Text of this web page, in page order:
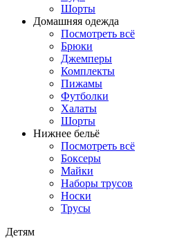
Шорты
Домашняя одежда
Посмотреть всё
Брюки
Джемперы
Комплекты
Пижамы
Футболки
Халаты
Шорты
Нижнее бельё
Посмотреть всё
Боксеры
Майки
Наборы трусов
Носки
Трусы
Детям